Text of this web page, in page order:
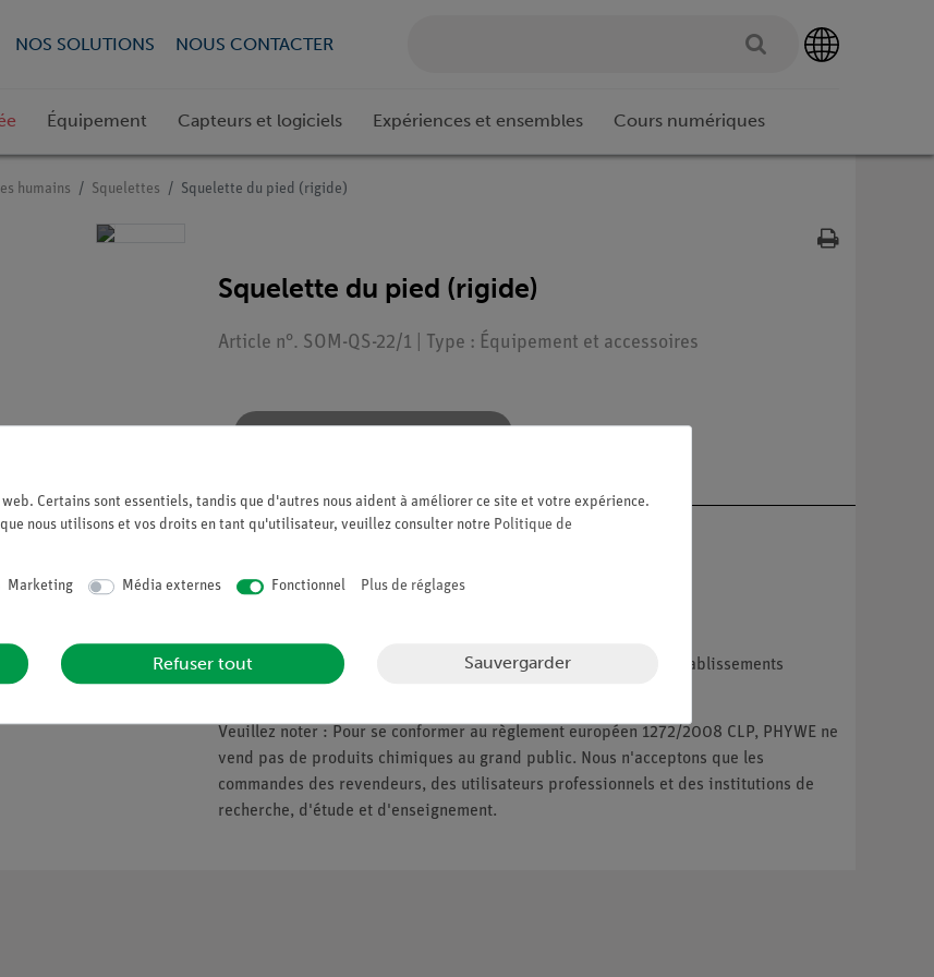
NOS SOLUTIONS NOUS CONTACTER
Équipement Capteurs et logiciels Expériences et ensembles Cours numériques
humains Squelettes Squelette du pied (rigide)
Squelette du pied (rigide)
Article n°. SOM-QS-22/1 | Type : Équipement et accessoires
Politique de qualité
Sécurité en classe
Nous ne fournissons que les entreprises, les institutions et les établissements
Veuillez noter : Pour se conformer au règlement européen 1272/2008 CLP, PHYWE ne
vend pas de produits chimiques au grand public. Nous n'acceptons que les
commandes des revendeurs, des utilisateurs professionnels et des institutions de
recherche, d'étude et d'enseignement.
Certains sont essentiels, tandis que d'autres nous aident à améliorer ce site et votre expérience.
nous utilisons et vos droits en tant qu'utilisateur, veuillez consulter notre Politique de
Marketing Média externes Fonctionnel Plus de réglages
Refuser tout Sauvergarder